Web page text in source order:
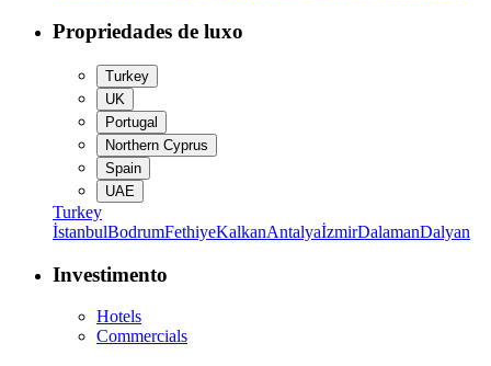
Propriedades de luxo
Turkey
UK
Portugal
Northern Cyprus
Spain
UAE
Turkey
İstanbulBodrumFethiyeKalkanAntalyaİzmirDalamanDalyan
Investimento
Hotels
Commercials